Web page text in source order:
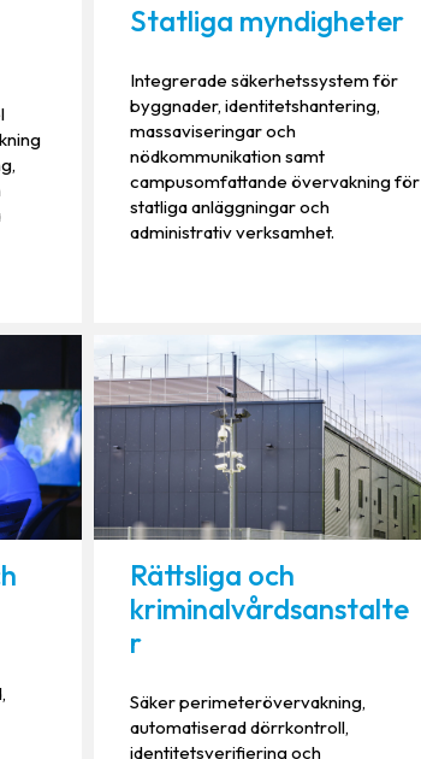
Statliga myndigheter
Integrerade säkerhetssystem för
byggnader, identitetshantering,
massaviseringar och
nödkommunikation samt
campusomfattande övervakning för
statliga anläggningar och
administrativ verksamhet.
Rättsliga och
kriminalvårdsanstalte
r
Säker perimeterövervakning,
automatiserad dörrkontroll,
identitetsverifiering och